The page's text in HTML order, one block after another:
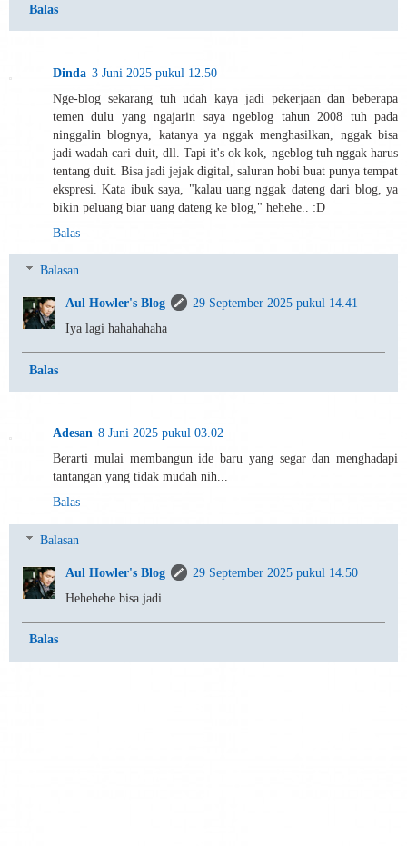
Balas
Dinda 3 Juni 2025 pukul 12.50
Nge-blog sekarang tuh udah kaya jadi pekerjaan dan beberapa
temen dulu yang ngajarin saya ngeblog tahun 2008 tuh pada
ninggalin blognya, katanya ya nggak menghasilkan, nggak bisa
jadi wadah cari duit, dll. Tapi it's ok kok, ngeblog tuh nggak harus
tentang duit. Bisa jadi jejak digital, saluran hobi buat punya tempat
ekspresi. Kata ibuk saya, "kalau uang nggak dateng dari blog, ya
bikin peluang biar uang dateng ke blog," hehehe.. :D
Balas
Balasan
Aul Howler's Blog
29 September 2025 pukul 14.41
Iya lagi hahahahaha
Balas
Adesan 8 Juni 2025 pukul 03.02
Berarti mulai membangun ide baru yang segar dan menghadapi
tantangan yang tidak mudah nih...
Balas
Balasan
Aul Howler's Blog
29 September 2025 pukul 14.50
Hehehehe bisa jadi
Balas